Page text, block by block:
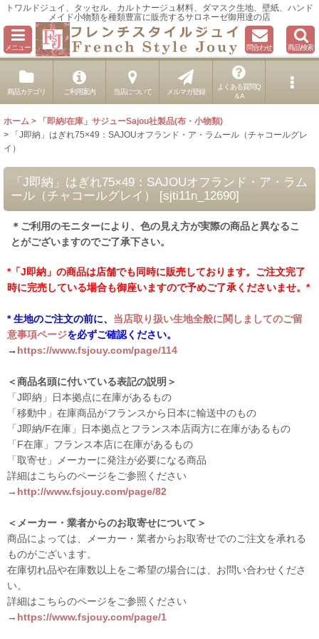
トワルドジュイ、タッセル、カルトナージュ材料、ダマスク生地、壁紙、ハンド
メイド小物類を種類豊富に販売するサロネーゼ御用達の店
メニュー 問合わせ 商品検索
商品カテゴリ ご利用案内 当店について メルマガ登録
よくある質問Q
＆A
ホーム >
「即納/在庫」サジューSajou社製品(布・小物類)
>
「J即納」はぎれ75×49：SAJOUオフランド・ア・ラムール（チャコールグレ
イ）
「J即納」はぎれ75×49：SAJOUオフランド・ア・ラム
ール（チャコールグレイ）
[sjti11n_12690]
＊ご利用のモニターにより、色の見え方が実際の商品と異なるこ
とがございますのでご了承下さい。
*「J即納」の商品は店舗でも同時に販売しております。ご注文完了
時に完売している場合も御座いますので予めご了承くださいませ。*
* 生地のご注文の前に、 当店取り扱い生地全般に関しましてのご留
意事項ページを必ずご確認ください。
→ https://www.fsjouy.com/page/114
＜商品名頭に付いている表記の説明＞
「J即納」日本拠点に在庫があるもの
「移動中」在庫商品がフランスから日本に輸送中のもの
「J即納/F在庫」日本拠点とフランス本店両方に在庫があるもの
「F在庫」フランス本店に在庫があるもの
「取寄せ」メーカーに発注が必要になる商品
詳細はこちらのページをご参照ください
→ http://www.fsjouy.com/page/82
＜メーカー・業者からのお取寄せについて＞
商品によっては、メーカー・業者からお取寄せでのご注文を承れる
ものがございます。
在庫切れ品や在庫数以上をご希望の場合には、お問い合わせくださ
い。
詳細はこちらのページをご参照ください
→ https://www.fsjouy.com/page/1